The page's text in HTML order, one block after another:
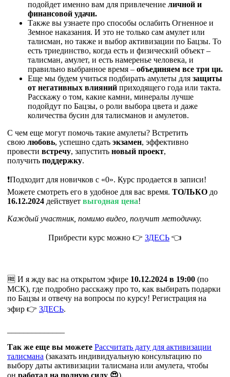
подойдет именно вам для привлечение личной и
финансовой удачи.
Также вы узнаете про способы ослабить Огненное и
Земное наказания. И это не только сам амулет или
талисман, но также и выбор активизации по Бацзы. То
есть триединство, когда есть и физический объект –
талисман, амулет, и есть намеренье человека, и
правильно выбранное время – объединяем все три ци.
Еще мы будем учиться подбирать амулеты для защиты
от негативных влияний приходящего года или такта.
Расскажу о том, какие камни, минералы лучше
подойдут по Бацзы, о роли выбора цвета и даже
количества бусин для талисманов и амулетов.
С чем еще могут помочь такие амулеты? Встретить
свою любовь, успешно сдать экзамен, эффективно
провести встречу, запустить новый проект,
получить поддержку.
❗Подходит для новичков с «0». Курс продается в записи!
Можете смотреть его в удобное для вас время. ТОЛЬКО до
16.12.2024 действует выгодная цена!
Каждый участник, помимо видео, получит методичку.
Прибрести курс можно 👉 ЗДЕСЬ 👈
🆓 И я жду вас на открытом эфире 10.12.2024 в 19:00 (по
МСК), где подробно расскажу про то, как выбирать подарки
по Бацзы и отвечу на вопросы по курсу! Регистрация на
эфир 👉 ЗДЕСЬ.
Так же еще вы можете Рассчитать дату для активизации
талисмана (заказать индивидуальную консультацию по
выбору даты активизации талисмана или амулета, чтобы
он работал на полную силу 😍).